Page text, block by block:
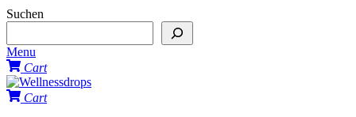
Suchen
Menu
Cart
Cart